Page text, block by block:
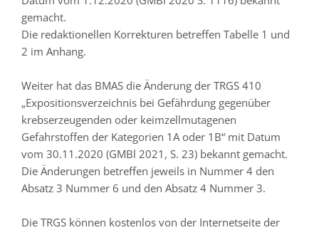
gemacht.
Die redaktionellen Korrekturen betreffen Tabelle 1 und
2 im Anhang.
Weiter hat das BMAS die Änderung der TRGS 410
„Expositionsverzeichnis bei Gefährdung gegenüber
krebserzeugenden oder keimzellmutagenen
Gefahrstoffen der Kategorien 1A oder 1B“ mit Datum
vom 30.11.2020 (GMBl 2021, S. 23) bekannt gemacht.
Die Änderungen betreffen jeweils in Nummer 4 den
Absatz 3 Nummer 6 und den Absatz 4 Nummer 3.
Die TRGS können kostenlos von der Internetseite der